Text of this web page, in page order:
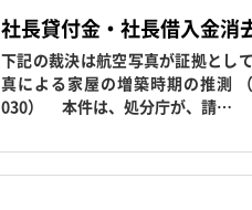
社長貸付金・社長借入金
下記の裁決は航空写真が証拠とし
真による家屋の増築時期の推測
030） 本件は、処分庁が、請…